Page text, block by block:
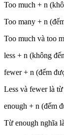
Too much + n
Too many + n
Too much và too
less + n (không
fewer + n (đếm
Less và fewer là
enough + n (đếm
Từ enough nghĩa